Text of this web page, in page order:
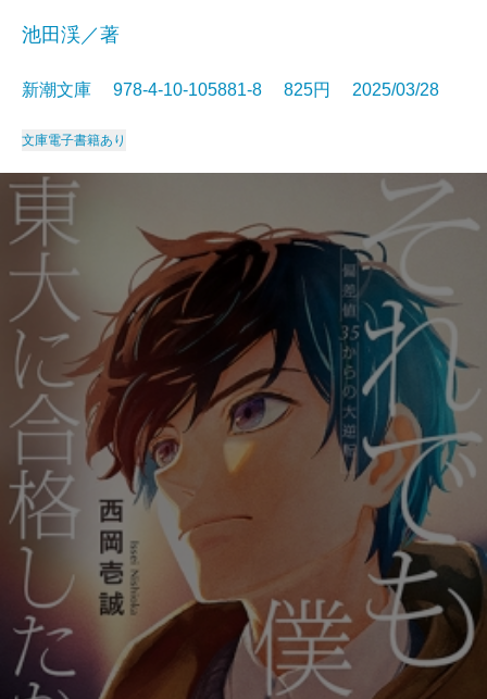
池田渓／著
新潮文庫 978-4-10-105881-8 825円 2025/03/28
文庫電子書籍あり